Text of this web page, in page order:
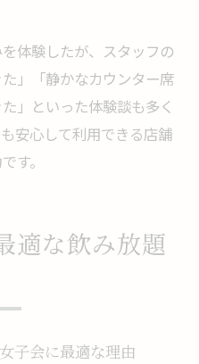
体験したが、スタッフの
」「静かなカウンター席
」といった体験談も多く
安心して利用できる店舗
す。
適な飲み放題
子会に最適な理由